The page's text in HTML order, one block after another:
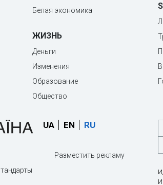
Белая экономика
ЖИЗНЬ
Деньги
Изменения
Образование
Общество
UA EN RU
Разместить рекламу